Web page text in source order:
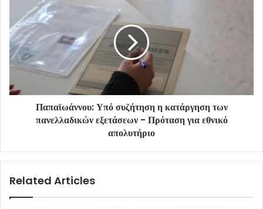
Παπαϊωάννου: Υπό συζήτηση η κατάργηση των
πανελλαδικών εξετάσεων - Πρόταση για εθνικό
απολυτήριο
Related Articles